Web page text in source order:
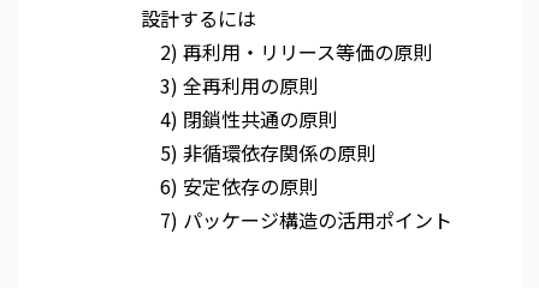
設計するには
2) 再利用・リリース等価の原則
3) 全再利用の原則
4) 閉鎖性共通の原則
5) 非循環依存関係の原則
6) 安定依存の原則
7) パッケージ構造の活用ポイント